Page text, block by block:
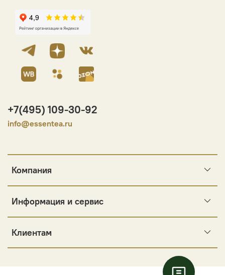
Компания
Информация и сервис
Клиентам
+7(495) 109-30-92
info@essentea.ru